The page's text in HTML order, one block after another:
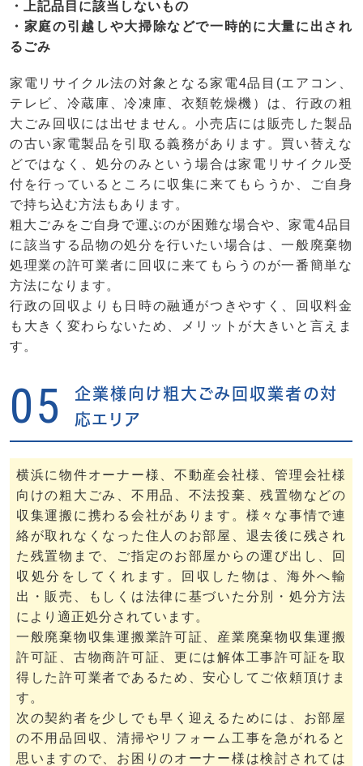
・上記品目に該当しないもの
・家庭の引越しや大掃除などで一時的に大量に出され
るごみ
家電リサイクル法の対象となる家電4品目(エアコン、
テレビ、冷蔵庫、冷凍庫、衣類乾燥機）は、行政の粗
大ごみ回収には出せません。小売店には販売した製品
の古い家電製品を引取る義務があります。買い替えな
どではなく、処分のみという場合は家電リサイクル受
付を行っているところに収集に来てもらうか、ご自身
で持ち込む方法もあります。
粗大ごみをご自身で運ぶのが困難な場合や、家電4品目
に該当する品物の処分を行いたい場合は、一般廃棄物
処理業の許可業者に回収に来てもらうのが一番簡単な
方法になります。
行政の回収よりも日時の融通がつきやすく、回収料金
も大きく変わらないため、メリットが大きいと言えま
す。
05
企業様向け粗大ごみ回収業者の対
応エリア
横浜に物件オーナー様、不動産会社様、管理会社様
向けの粗大ごみ、不用品、不法投棄、残置物などの
収集運搬に携わる会社があります。様々な事情で連
絡が取れなくなった住人のお部屋、退去後に残され
た残置物まで、ご指定のお部屋からの運び出し、回
収処分をしてくれます。回収した物は、海外へ輸
出・販売、もしくは法律に基づいた分別・処分方法
により適正処分されています。
一般廃棄物収集運搬業許可証、産業廃棄物収集運搬
許可証、古物商許可証、更には解体工事許可証を取
得した許可業者であるため、安心してご依頼頂けま
す。
次の契約者を少しでも早く迎えるためには、お部屋
の不用品回収、清掃やリフォーム工事を急がれると
思いますので、お困りのオーナー様は検討されては